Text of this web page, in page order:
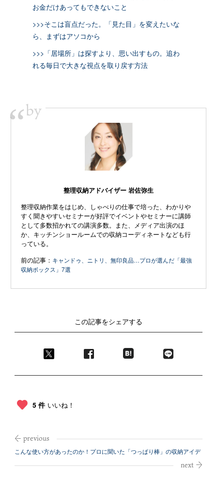
お金だけあってもできないこと
>>>そこは盲点だった。「見た目」を変えたいな
ら、まずはアソコから
>>>「居場所」は探すより、思い出すもの。追わ
れる毎日で大きな視点を取り戻す方法
“by
整理収納アドバイザー 岩佐弥生
整理収納作業をはじめ、しゃべりの仕事で培った、わかりや
すく聞きやすいセミナーが好評でイベントやセミナーに講師
として多数招かれての講演多数。また、メディア出演のほ
か、キッチンショールームでの収納コーディネートなども行
っている。
前の記事： キャンドゥ、ニトリ、無印良品…プロが選んだ「最強
収納ボックス」7選
この記事をシェアする
5 件 いいね！
こんな使い方があったのか！プロに聞いた「つっぱり棒」の収納アイデ